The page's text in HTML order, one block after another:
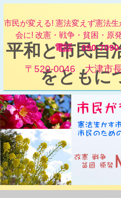
平和と市民自
をともに
市民が変える! 憲法変えず憲法
会に! 改憲・戦争・貧困・原
電話 090-
〒520-0046 大津市